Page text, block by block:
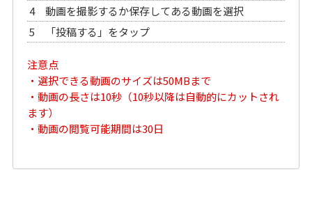
4 動画を撮影するか保存してある動画を選択
5 「投稿する」をタップ
注意点
・選択できる動画のサイズは50MBまで
・動画の長さは10秒（10秒以降は自動的にカットされ
ます）
・動画の閲覧可能期間は30日